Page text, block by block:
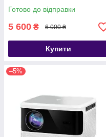
Готово до відправки
5 600 ₴ 6 000 ₴
Купити
–5%